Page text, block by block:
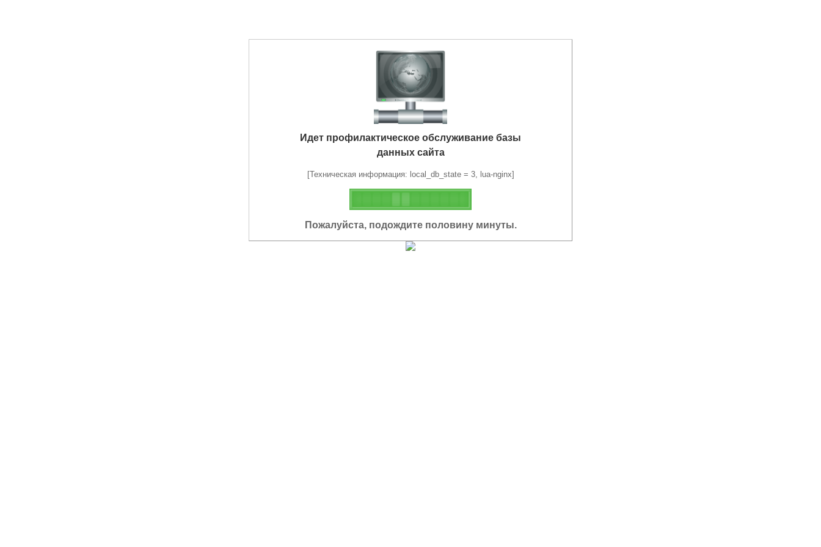
Идет профилактическое обслуживание базы
данных сайта
[Техническая информация: local_db_state = 3, lua-nginx]
Пожалуйста, подождите половину минуты.